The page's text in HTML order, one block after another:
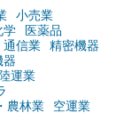
小売業
学
医薬品
通信業
精密機器
器
陸運業
農林業
空運業